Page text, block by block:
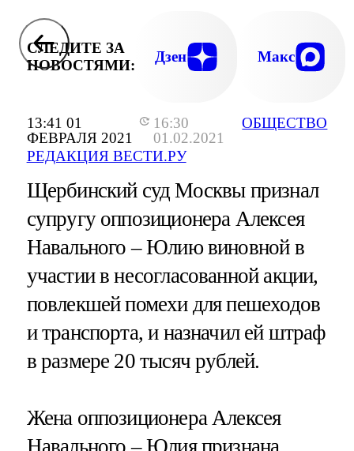
13:41 01
ФЕВРАЛЯ 2021
16:30
01.02.2021
РЕДАКЦИЯ ВЕСТИ.РУ
ОБЩЕСТВО
СЛЕДИТЕ ЗА
НОВОСТЯМИ:
Дзен Макс
Щербинский суд Москвы признал
супругу оппозиционера Алексея
Навального – Юлию виновной в
участии в несогласованной акции,
повлекшей помехи для пешеходов
и транспорта, и назначил ей штраф
в размере 20 тысяч рублей.
Жена оппозиционера Алексея
Навального – Юлия признана